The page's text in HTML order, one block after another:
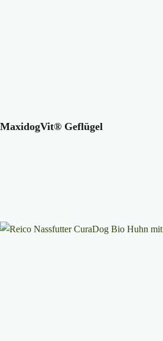
MaxidogVit® Geflügel